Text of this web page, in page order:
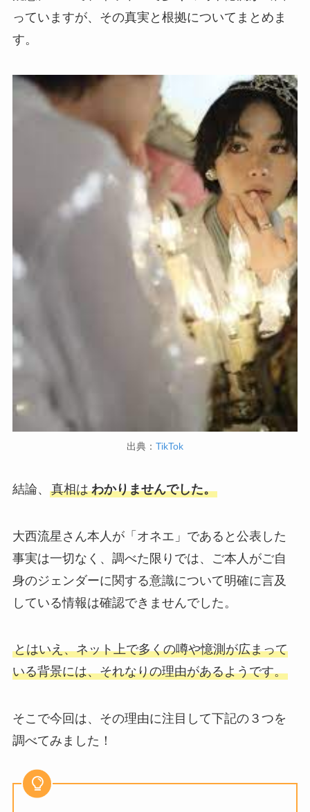
っていますが、その真実と根拠についてまとめま
す。
出典： TikTok
結論、 真相は わかりませんでした。
大西流星さん本人が「オネエ」であると公表した
事実は一切なく、調べた限りでは、ご本人がご自
身のジェンダーに関する意識について明確に言及
している情報は確認できませんでした。
とはいえ、ネット上で多くの噂や憶測が広まって
いる背景には、それなりの理由があるようです。
そこで今回は、その理由に注目して下記の３つを
調べてみました！